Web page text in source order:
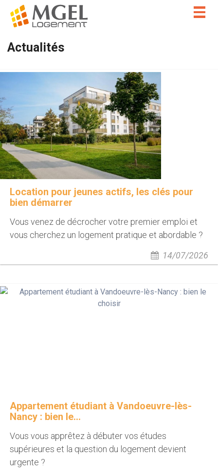
Actualités
Location pour jeunes actifs, les clés pour
bien démarrer
Vous venez de décrocher votre premier emploi et
vous cherchez un logement pratique et abordable ?
14/07/2026
Appartement étudiant à Vandoeuvre-lès-
Nancy : bien le...
Vous vous apprêtez à débuter vos études
supérieures et la question du logement devient
urgente ?